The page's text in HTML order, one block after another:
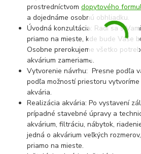
prostredníctvomdopytového
a dojednáme osobnú obhliadku.
Úvodná konzultácia: Radi sa s
priamo na mieste, kde bude Vaše
Osobne prerokujeme všetko
akvárium zameriame.
Vytvorenie návrhu: Presne podľa
podľa možností priestoru
akvária.
Realizácia akvária: Po vystavení
prípadné stavebné úpravy a
akvárium, filtráciu, nábytok,
jedná o akvárium veľkých
priamo na mieste.